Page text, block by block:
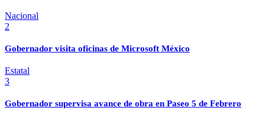
Nacional
2
Gobernador visita oficinas de Microsoft México
Estatal
3
Gobernador supervisa avance de obra en Paseo 5 de Febrero